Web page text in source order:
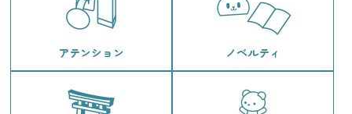
アテンション ノベルティ